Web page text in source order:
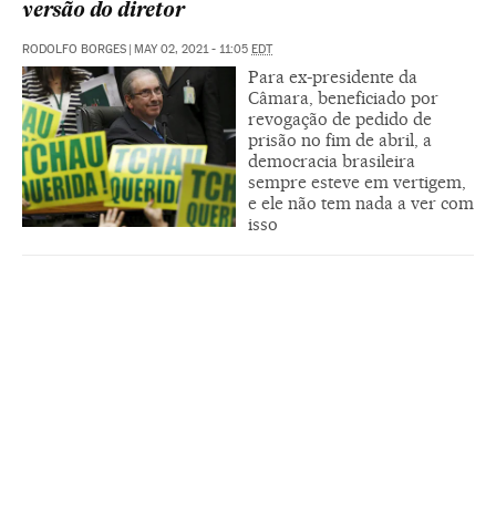
versão do diretor
RODOLFO BORGES | MAY 02, 2021 - 11:05 EDT
Para ex-presidente da
Câmara, beneficiado por
revogação de pedido de
prisão no fim de abril, a
democracia brasileira
sempre esteve em vertigem,
e ele não tem nada a ver com
isso